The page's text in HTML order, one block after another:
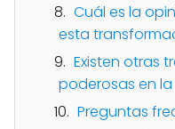
Cuál es la
esta
Existen otras
poderosas en la
Preguntas